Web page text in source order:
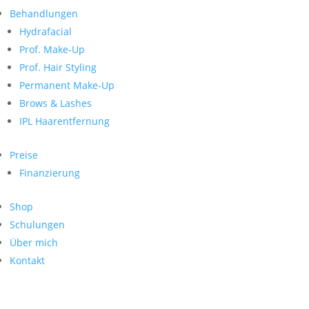
Behandlungen
Hydrafacial
Prof. Make-Up
Prof. Hair Styling
Permanent Make-Up
Brows & Lashes
IPL Haarentfernung
Preise
Finanzierung
Shop
Schulungen
Über mich
Kontakt
nach:
Neueste Kommentare
Archiv
Kategorien
Keine Kategorien
Meta
Anmelden
Feed der Einträge
WordPress.org
Search
nach:
Archive
Kontakt
Impressum
Datenschutz